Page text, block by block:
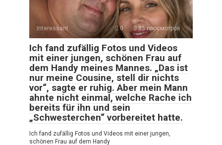
Interessant 0 85 просмотров
Ich fand zufällig Fotos und Videos
mit einer jungen, schönen Frau auf
dem Handy meines Mannes. „Das ist
nur meine Cousine, stell dir nichts
vor“, sagte er ruhig. Aber mein Mann
ahnte nicht einmal, welche Rache ich
bereits für ihn und sein
„Schwesterchen“ vorbereitet hatte.
Ich fand zufällig Fotos und Videos mit einer jungen,
schönen Frau auf dem Handy